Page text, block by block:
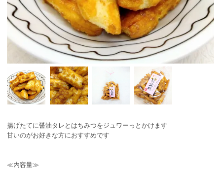
揚げたてに醤油タレとはちみつをジュワーっとかけます
甘いのがお好きな方におすすめです
≪内容量≫